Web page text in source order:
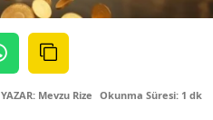
YAZAR: Mevzu Rize Okunma Süresi: 1 dk